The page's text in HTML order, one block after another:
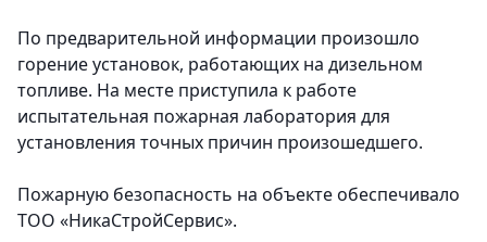
По предварительной информации произошло
горение установок, работающих на дизельном
топливе. На месте приступила к работе
испытательная пожарная лаборатория для
установления точных причин произошедшего.
Пожарную безопасность на объекте обеспечивало
ТОО «НикаСтройСервис».